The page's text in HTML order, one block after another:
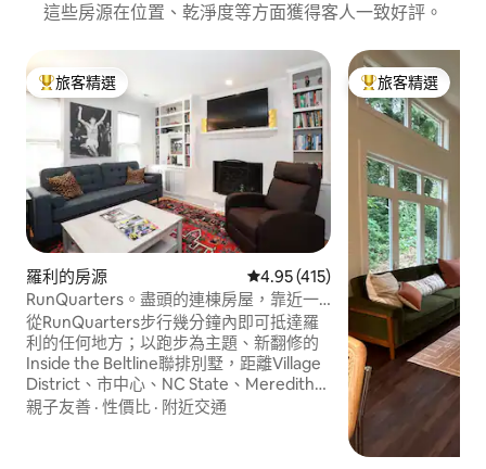
這些房源在位置、乾淨度等方面獲得客人一致好評。
旅客精選榜首
旅客精選
羅利的房源 從 415 則評價中獲得 4.95 的平
4.95 (415)
RunQuarters。盡頭的連棟房屋，靠近一
切
從RunQuarters步行幾分鐘內即可抵達羅
利的任何地方；以跑步為主題、新翻修的
Inside the Beltline聯排別墅，距離Village
District、市中心、NC State、Meredith、
Peace、Umstead Park、Glenwood
親子友善 · 性價比 · 附近交通
旅客精選榜首
旅客精選